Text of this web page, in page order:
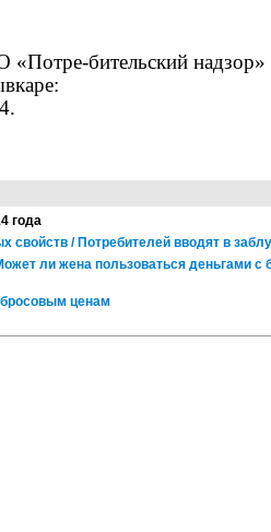
«Потре-бительский
года
свойств / Потребителей вводят в
ли жена пользоваться деньгами с
ценам